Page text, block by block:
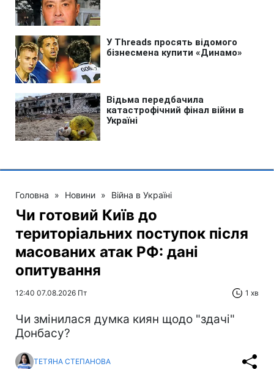
Головна » Новини » Війна в Україні
Чи готовий Київ до
територіальних поступок після
масованих атак РФ: дані
опитування
12:40 07.08.2026 Пт 1 хв
Чи змінилася думка киян щодо "здачі"
Донбасу?
ТЕТЯНА СТЕПАНОВА